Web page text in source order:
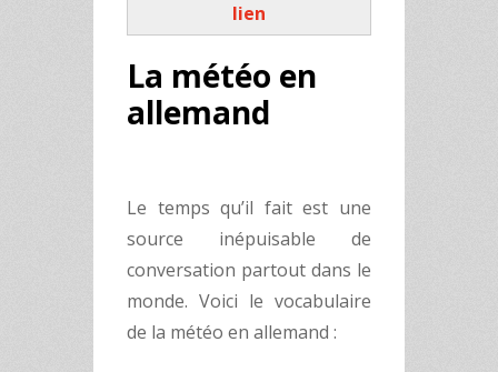
lien
La météo en
allemand
Le temps qu’il fait est une
source inépuisable de
conversation partout dans le
monde. Voici le vocabulaire
de la météo en allemand :